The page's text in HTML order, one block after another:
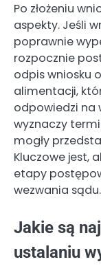
Po złożeniu
aspekty. Jeśli
poprawnie
rozpocznie
odpis wniosku
alimentacji,
odpowiedzi na
wyznaczy
mogły
Kluczowe jest,
etapy
wezwania sądu.
Jakie są
ustalaniu